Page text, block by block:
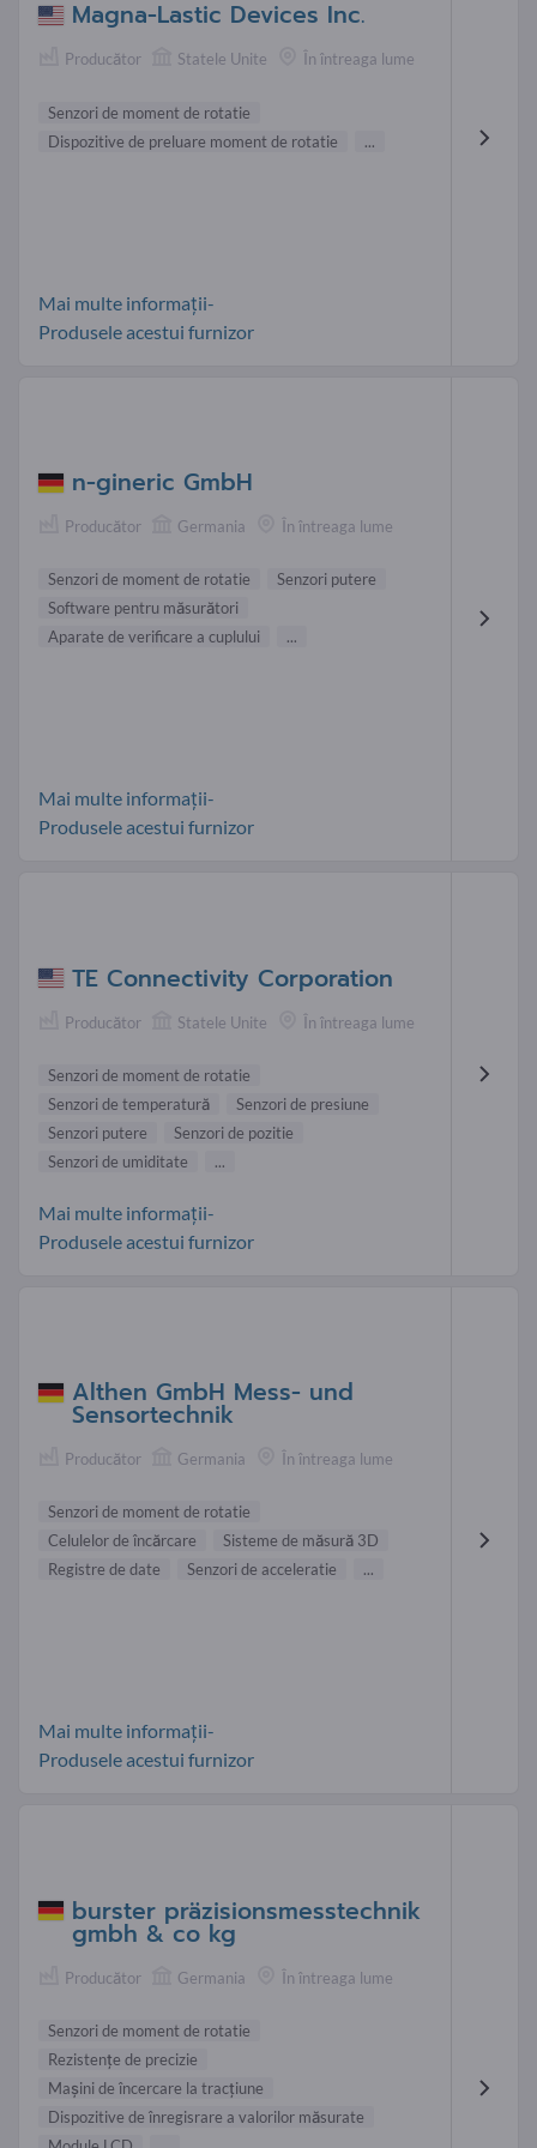
Magna-Lastic Devices Inc.
Producător Statele Unite În întreaga lume
Senzori de moment de rotatie
Dispozitive de preluare moment de rotatie
...
Mai multe informații-
Produsele acestui furnizor
n-gineric GmbH
Producător Germania În întreaga lume
Senzori de moment de rotatie
Senzori putere
Software pentru măsurători
Aparate de verificare a cuplului
...
Mai multe informații-
Produsele acestui furnizor
TE Connectivity Corporation
Producător Statele Unite În întreaga lume
Senzori de moment de rotatie
Senzori de temperatură
Senzori de presiune
Senzori putere
Senzori de pozitie
Senzori de umiditate
...
Mai multe informații-
Produsele acestui furnizor
Althen GmbH Mess- und
Sensortechnik
Producător Germania În întreaga lume
Senzori de moment de rotatie
Celulelor de încărcare
Sisteme de măsură 3D
Registre de date
Senzori de acceleratie ...
Mai multe informații-
Produsele acestui furnizor
burster präzisionsmesstechnik
gmbh & co kg
Producător Germania În întreaga lume
Senzori de moment de rotatie
Rezistenţe de precizie
Maşini de încercare la tracţiune
Dispozitive de înregisrare a valorilor măsurate